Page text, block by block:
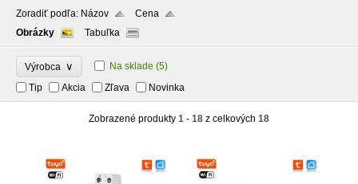
Zoradiť podľa: Názov
Cena
Obrázky
Tabuľka
Výrobca ∨ Na sklade (5)
Tip
Akcia Zľava Novinka
Zobrazené produkty 1 - 18 z celkových 18